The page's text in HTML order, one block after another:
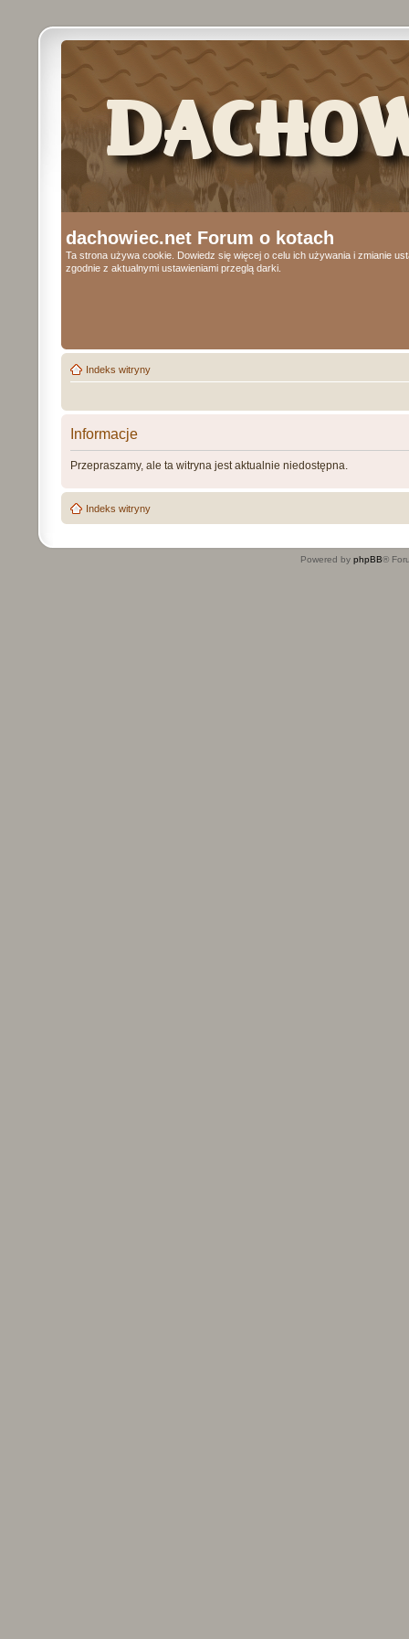
dachowiec.net Forum o kotach
Ta strona używa cookie. Dowiedz się więcej o celu ich używania i zmianie
zgodnie z aktualnymi ustawieniami przeglą darki.
Indeks witryny
Informacje
Przepraszamy, ale ta witryna jest aktualnie niedostępna.
Indeks witryny
Powered by phpBB®